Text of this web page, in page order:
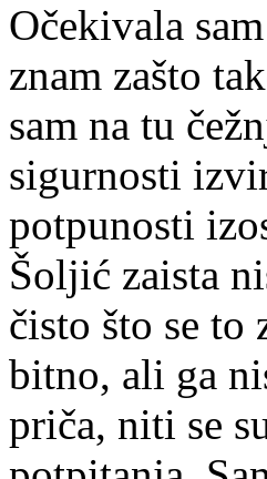
Očekivala
znam zašto
sam na tu
sigurnosti
potpunosti
Šoljić zaista
čisto što se to
bitno, ali ga
priča, niti se